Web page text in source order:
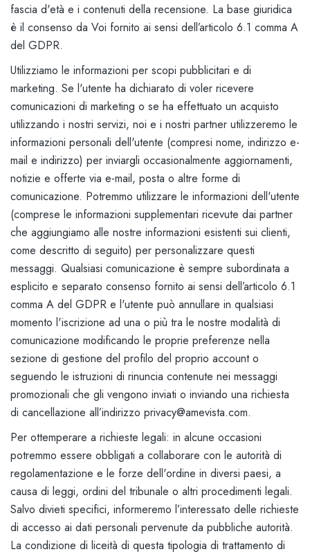
fascia d'età e i contenuti della recensione. La base giuridica
è il consenso da Voi fornito ai sensi dell’articolo 6.1 comma A
del GDPR.
Utilizziamo le informazioni per scopi pubblicitari e di
marketing. Se l'utente ha dichiarato di voler ricevere
comunicazioni di marketing o se ha effettuato un acquisto
utilizzando i nostri servizi, noi e i nostri partner utilizzeremo le
informazioni personali dell'utente (compresi nome, indirizzo e-
mail e indirizzo) per inviargli occasionalmente aggiornamenti,
notizie e offerte via e-mail, posta o altre forme di
comunicazione. Potremmo utilizzare le informazioni dell'utente
(comprese le informazioni supplementari ricevute dai partner
che aggiungiamo alle nostre informazioni esistenti sui clienti,
come descritto di seguito) per personalizzare questi
messaggi. Qualsiasi comunicazione è sempre subordinata a
esplicito e separato consenso fornito ai sensi dell’articolo 6.1
comma A del GDPR e l'utente può annullare in qualsiasi
momento l'iscrizione ad una o più tra le nostre modalità di
comunicazione modificando le proprie preferenze nella
sezione di gestione del profilo del proprio account o
seguendo le istruzioni di rinuncia contenute nei messaggi
promozionali che gli vengono inviati o inviando una richiesta
di cancellazione all’indirizzo privacy@amevista.com.
Per ottemperare a richieste legali: in alcune occasioni
potremmo essere obbligati a collaborare con le autorità di
regolamentazione e le forze dell'ordine in diversi paesi, a
causa di leggi, ordini del tribunale o altri procedimenti legali.
Salvo divieti specifici, informeremo l’interessato delle richieste
di accesso ai dati personali pervenute da pubbliche autorità.
La condizione di liceità di questa tipologia di trattamento di